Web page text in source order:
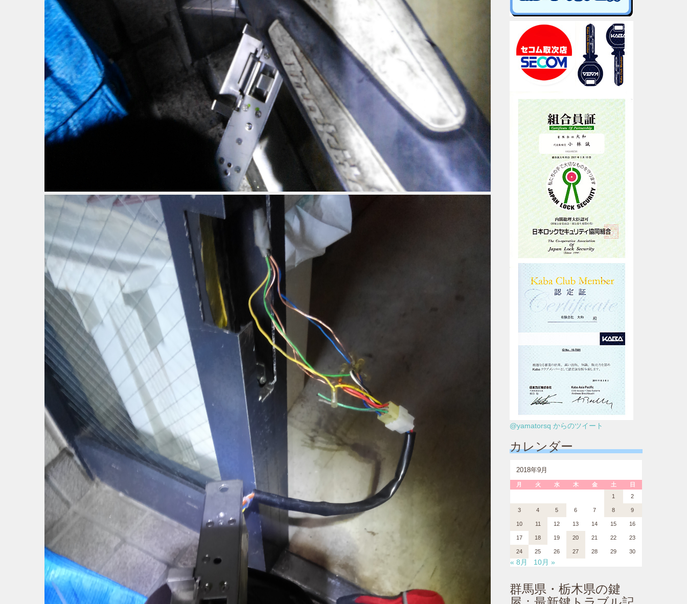
@yamatorsq からのツイート
カレンダー
2018年9月
月 火 水 木 金 土
日
1
2
3 4 5 6 7 8 9
10 11 12 13 14 15 16
17 18 19 20 21 22 23
24 25 26 27 28 29 30
« 8月 10月 »
群馬県・栃木県の鍵